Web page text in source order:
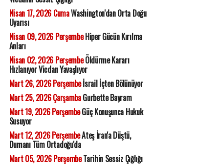
Nisan 17, 2026 CumaWashington'dan Orta Doğu
Uyarısı
Nisan 09, 2026 PerşembeHiper Gücün Kırılma
Anları
Nisan 02, 2026 PerşembeÖldürme Kararı
Hızlanıyor Vicdan Yavaşlıyor
Mart 26, 2026 Perşembeİsrail İçten Bölünüyor
Mart 25, 2026 ÇarşambaGurbette Bayram
Mart 19, 2026 PerşembeGüç Konuşunca Hukuk
Susuyor
Mart 12, 2026 PerşembeAteş İran'a Düştü,
Dumanı Tüm Ortadoğu'da
Mart 05, 2026 PerşembeTarihin Sessiz Çığlığı